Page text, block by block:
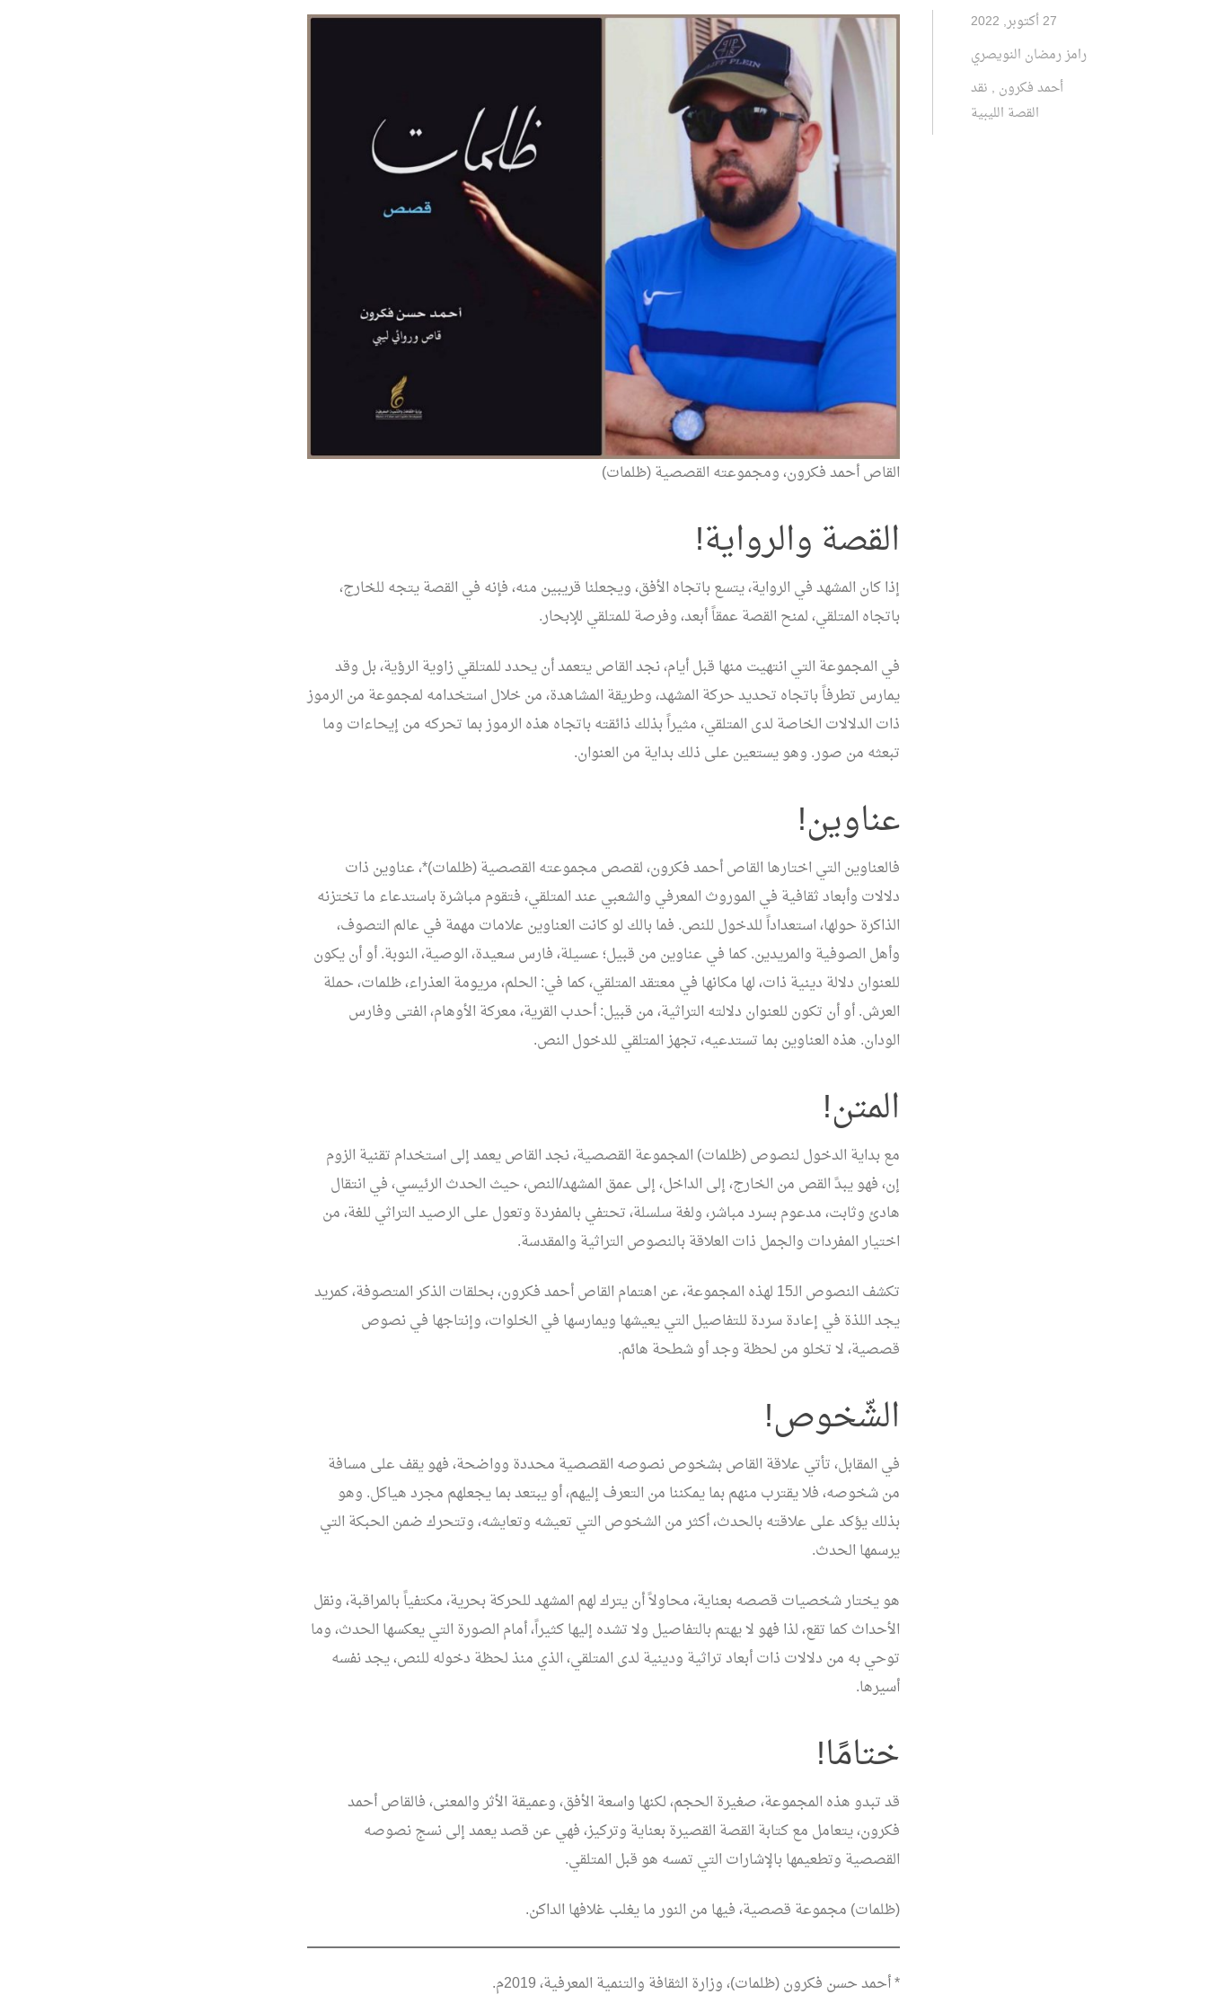
27 أكتوبر, 2022
رامز رمضان النويصري
أحمد فكرون , نقد
القصة الليبية
القاص أحمد فكرون، ومجموعته القصصية (ظلمات)
القصة والرواية!
إذا كان المشهد في الرواية، يتسع باتجاه الأفق، ويجعلنا قريبين منه، فإنه في القصة يتجه للخارج،
باتجاه المتلقي، لمنح القصة عمقاً أبعد، وفرصة للمتلقي للإبحار.
في المجموعة التي انتهيت منها قبل أيام، نجد القاص يتعمد أن يحدد للمتلقي زاوية الرؤية، بل وقد
يمارس تطرفاً باتجاه تحديد حركة المشهد، وطريقة المشاهدة، من خلال استخدامه لمجموعة من الرموز
ذات الدلالات الخاصة لدى المتلقي، مثيراً بذلك ذائقته باتجاه هذه الرموز بما تحركه من إيحاءات وما
تبعثه من صور. وهو يستعين على ذلك بداية من العنوان.
عناوين!
فالعناوين التي اختارها القاص أحمد فكرون، لقصص مجموعته القصصية (ظلمات)*، عناوين ذات
دلالات وأبعاد ثقافية في الموروث المعرفي والشعبي عند المتلقي، فتقوم مباشرة باستدعاء ما تختزنه
الذاكرة حولها، استعداداً للدخول للنص. فما بالك لو كانت العناوين علامات مهمة في عالم التصوف،
وأهل الصوفية والمريدين. كما في عناوين من قبيل؛ عسيلة، فارس سعيدة، الوصية، النوبة. أو أن يكون
للعنوان دلالة دينية ذات، لها مكانها في معتقد المتلقي، كما في: الحلم، مريومة العذراء، ظلمات، حملة
العرش. أو أن تكون للعنوان دلالته التراثية، من قبيل: أحدب القرية، معركة الأوهام، الفتى وفارس
الودان. هذه العناوين بما تستدعيه، تجهز المتلقي للدخول النص.
المتن!
مع بداية الدخول لنصوص (ظلمات) المجموعة القصصية، نجد القاص يعمد إلى استخدام تقنية الزوم
إن، فهو يبدً القص من الخارج، إلى الداخل، إلى عمق المشهد/النص، حيث الحدث الرئيسي، في انتقال
هادئ وثابت، مدعوم بسرد مباشر، ولغة سلسلة، تحتفي بالمفردة وتعول على الرصيد التراثي للغة، من
اختيار المفردات والجمل ذات العلاقة بالنصوص التراثية والمقدسة.
تكشف النصوص الـ15 لهذه المجموعة، عن اهتمام القاص أحمد فكرون، بحلقات الذكر المتصوفة، كمريد
يجد اللذة في إعادة سردة للتفاصيل التي يعيشها ويمارسها في الخلوات، وإنتاجها في نصوص
قصصية، لا تخلو من لحظة وجد أو شطحة هائم.
الشّخوص!
في المقابل، تأتي علاقة القاص بشخوص نصوصه القصصية محددة وواضحة، فهو يقف على مسافة
من شخوصه، فلا يقترب منهم بما يمكننا من التعرف إليهم، أو يبتعد بما يجعلهم مجرد هياكل. وهو
بذلك يؤكد على علاقته بالحدث، أكثر من الشخوص التي تعيشه وتعايشه، وتتحرك ضمن الحبكة التي
يرسمها الحدث.
هو يختار شخصيات قصصه بعناية، محاولاً أن يترك لهم المشهد للحركة بحرية، مكتفياً بالمراقبة، ونقل
الأحداث كما تقع، لذا فهو لا يهتم بالتفاصيل ولا تشده إليها كثيراً، أمام الصورة التي يعكسها الحدث، وما
توحي به من دلالات ذات أبعاد تراثية ودينية لدى المتلقي، الذي منذ لحظة دخوله للنص، يجد نفسه
أسيرها.
ختامًا!
قد تبدو هذه المجموعة، صغيرة الحجم، لكنها واسعة الأفق، وعميقة الأثر والمعنى، فالقاص أحمد
فكرون، يتعامل مع كتابة القصة القصيرة بعناية وتركيز، فهي عن قصد يعمد إلى نسج نصوصه
القصصية وتطعيمها بالإشارات التي تمسه هو قبل المتلقي.
(ظلمات) مجموعة قصصية، فيها من النور ما يغلب غلافها الداكن.
* أحمد حسن فكرون (ظلمات)، وزارة الثقافة والتنمية المعرفية، 2019م.